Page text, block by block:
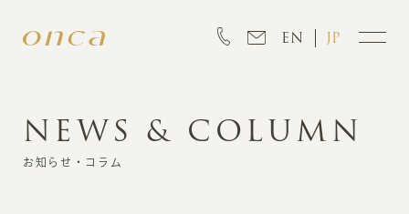
EN JP
INFORMATION
NEWS & COLUMN
お知らせ・コラム